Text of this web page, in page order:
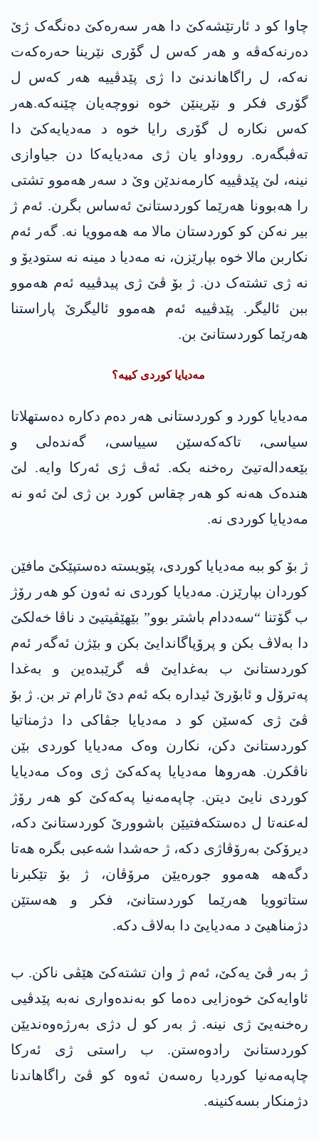
چاوا کو د ئارتێشەکێ دا ھەر سەرەکێ دەنگەک ژێ
دەرنەکەڤە و ھەر کەس ل گۆری نێرینا حەرەکەت
نەکە، ل راگاھاندنێ دا ژی پێدڤییە ھەر کەس ل
گۆری فکر و نێرینێن خوە نووچەیان چێنەکە.ھەر
کەس نکارە ل گۆری رایا خوە د مەدیایەکێ دا
تەڤبگەرە. رووداو یان ژی مەدیایەکا دن جیاوازی
نینە، لێ پێدڤییە کارمەندێن وێ د سەر ھەموو تشتی
را ھەبوونا ھەرێما کوردستانێ ئەساس بگرن. ئەم ژ
بیر نەکن کو کوردستان مالا مە ھەموویا نە. گەر ئەم
نکاربن مالا خوە بپارێزن، نە مەدیا د مینە نە ستودیۆ و
نە ژی تشتەک دن. ژ بۆ ڤێ ژی پیدڤییە ئەم ھەموو
ببن ئالیگر. پێدڤییە ئەم ھەموو ئالیگرێ پاراستنا
ھەرێما کوردستانێ بن.
مەدیایا کوردی کییە؟
مەدیایا کورد و کوردستانی ھەر دەم دکارە دەستھلاتا
سیاسی، تاکەکەسێن سییاسی، گەندەلی و
بێعەدالەتیێ رەخنە بکە. ئەڤ ژی ئەرکا وایە. لێ
ھندەک ھەنە کو ھەر چقاس کورد بن ژی لێ ئەو نە
مەدیایا کوردی نە.
ژ بۆ کو ببە مەدیایا کوردی، پێویستە دەستپێکێ مافێن
کوردان بپارێزن. مەدیایا کوردی نە ئەون کو ھەر رۆژ
ب گۆتنا “سەددام باشتر بوو” بێھێڤیتیێ د ناڤا خەلکێ
دا بەلاڤ بکن و پرۆپاگاندایێ بکن و بێژن ئەگەر ئەم
کوردستانێ ب بەغدایێ ڤە گرێبدەین و بەغدا
پەترۆل و ئابۆرێ ئیدارە بکە ئەم دێ ئارام تر بن. ژ بۆ
ڤێ ژی کەسێن کو د مەدیایا جڤاکی دا دژمناتیا
کوردستانێ دکن، نکارن وەک مەدیایا کوردی بێن
ناڤکرن. ھەروھا مەدیایا پەکەکێ ژی وەک مەدیایا
کوردی نایێ دیتن. چاپەمەنیا پەکەکێ کو ھەر رۆژ
لەعنەتا ل دەستکەفتیێن باشوورێ کوردستانێ دکە،
دیرۆکێ بەرۆڤاژی دکە، ژ حەشدا شەعبی بگرە هەتا
دگەهە هەموو جورەیێن مرۆڤان، ژ بۆ تێکبرنا
ستاتوویا ھەرێما کوردستانێ، فکر و ھەستێن
دژمناھیێ د مەدیایێ دا بەلاڤ دکە.
ژ بەر ڤێ یەکێ، ئەم ژ وان تشتەکێ ھێڤی ناکن. ب
ئاوایەکێ خوەزایی دەما کو بەندەواری نەبە پێدڤیی
رەخنەیێ ژی نینە. ژ بەر کو ل دژی بەرژەوەندیێن
کوردستانێ رادوەستن. ب راستی ژی ئەرکا
چاپەمەنیا کوردیا رەسەن ئەوە کو ڤێ راگاھاندنا
دژمنکار بسەکنینە.